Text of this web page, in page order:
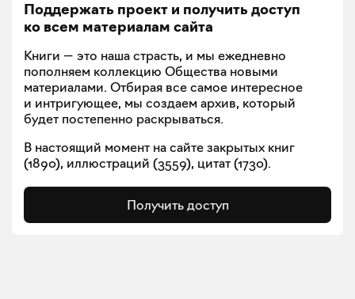
Поддержать проект и получить доступ
ко всем материалам сайта
Книги — это наша страсть, и мы ежедневно
пополняем коллекцию Общества новыми
материалами. Отбирая все самое интересное
и интригующее, мы создаем архив, который
будет постепенно раскрываться.
В настоящий момент на сайте закрытых книг
(1890), иллюстраций (3559), цитат (1730).
Получить доступ